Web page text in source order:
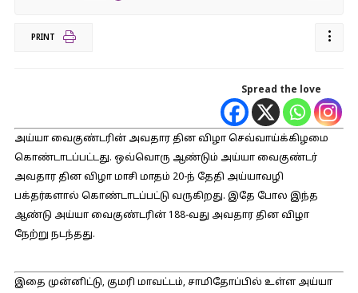
PRINT
Spread the love
அய்யா வைகுண்டரின் அவதார தின விழா செவ்வாய்க்கிழமை
கொண்டாடப்பட்டது. ஒவ்வொரு ஆண்டும் அய்யா வைகுண்டர்
அவதார தின விழா மாசி மாதம் 20-ந் தேதி அய்யாவழி
பக்தர்களால் கொண்டாடப்பட்டு வருகிறது. இதே போல இந்த
ஆண்டு அய்யா வைகுண்டரின் 188-வது அவதார தின விழா
நேற்று நடந்தது.
இதை முன்னிட்டு, குமரி மாவட்டம், சாமிதோப்பில் உள்ள அய்யா